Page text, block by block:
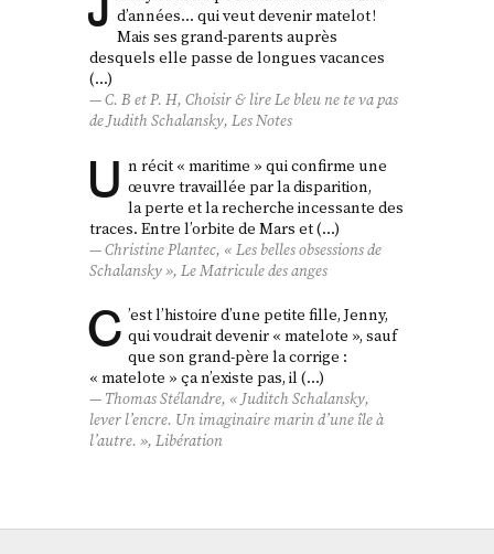
d’années… qui veut devenir matelot !
Mais ses grand-parents auprès
desquels elle passe de longues vacances
(…)
C. B et P. H, Choisir & lireLe bleu ne te va pas
de Judith Schalansky,Les Notes
U n récit « maritime » qui confirme une
œuvre travaillée par la disparition,
la perte et la recherche incessante des
traces. Entre l’orbite de Mars et (…)
Christine Plantec, « Les belles obsessions de
Schalansky »,Le Matricule des anges
C ’est l’histoire d’une petite fille, Jenny,
qui voudrait devenir « matelote », sauf
que son grand-père la corrige :
« matelote » ça n’existe pas, il (…)
Thomas Stélandre, « Juditch Schalansky,
lever l’encre. Un imaginaire marin d’une île à
l’autre. »,Libération